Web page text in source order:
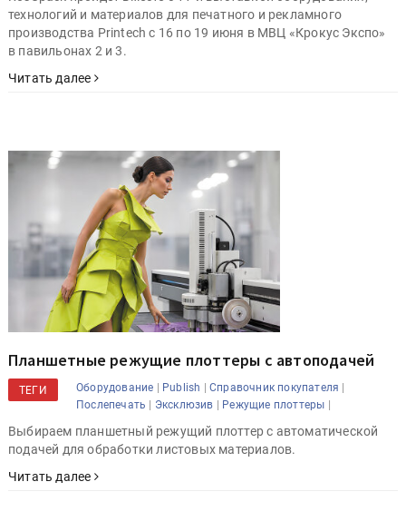
технологий и материалов для печатного и рекламного
производства Printech с 16 по 19 июня в МВЦ «Крокус Экспо»
в павильонах 2 и 3.
Читать далее
Планшетные режущие плоттеры с автоподачей
ТЕГИ Оборудование | Publish |Справочник покупателя |
Послепечать | Эксклюзив | Режущие плоттеры |
Выбираем планшетный режущий плоттер с автоматической
подачей для обработки листовых материалов.
Читать далее